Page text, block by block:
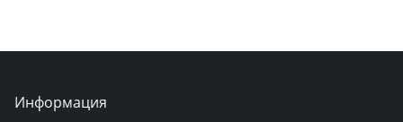
Информация